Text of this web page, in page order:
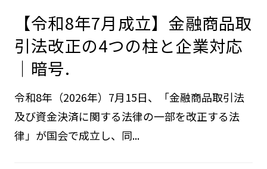
【令和8年7月成立】金融商品取
引法改正の4つの柱と企業対応
｜暗号.
令和8年（2026年）7月15日、「金融商品取引法
及び資金決済に関する法律の一部を改正する法
律」が国会で成立し、同...